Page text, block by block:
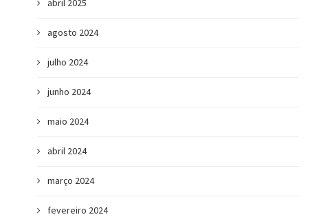
abril 2025
agosto 2024
julho 2024
junho 2024
maio 2024
abril 2024
março 2024
fevereiro 2024